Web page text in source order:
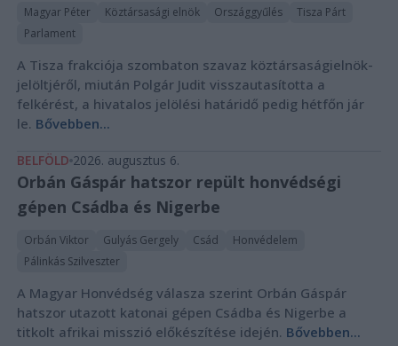
Magyar Péter Köztársasági elnök Országgyűlés
Tisza Párt
Parlament
A Tisza frakciója szombaton szavaz köztársaságielnök-
jelöltjéről, miután Polgár Judit visszautasította a
felkérést, a hivatalos jelölési határidő pedig hétfőn jár
le. Bővebben...
BELFÖLD 2026. augusztus 6.
Orbán Gáspár hatszor repült honvédségi
gépen Csádba és Nigerbe
Orbán Viktor Gulyás Gergely Csád
Honvédelem
Pálinkás Szilveszter
A Magyar Honvédség válasza szerint Orbán Gáspár
hatszor utazott katonai gépen Csádba és Nigerbe a
titkolt afrikai misszió előkészítése idején. Bővebben...